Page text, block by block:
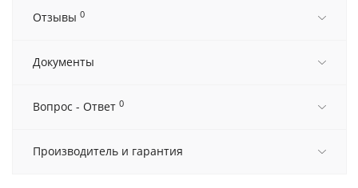
Отзывы 0
Документы
Вопрос - Ответ 0
Производитель и гарантия